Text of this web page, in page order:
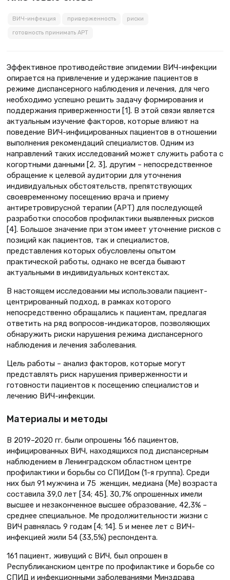
ВИЧ-инфекция приверженность риски
готовность принимать АРТ
Эффективное противодействие эпидемии ВИЧ-инфекции
опирается на привлечение и удержание пациентов в
режиме диспансерного наблюдения и лечения, для чего
необходимо успешно решить задачу формирования и
поддержания приверженности [1]. В этой связи является
актуальным изучение факторов, которые влияют на
поведение ВИЧ-инфицированных пациентов в отношении
выполнения рекомендаций специалистов. Одним из
направлений таких исследований может служить работа с
когортными данными [2, 3], другим – непосредственное
обращение к целевой аудитории для уточнения
индивидуальных обстоятельств, препятствующих
своевременному посещению врача и приему
антиретровирусной терапии (АРТ) для последующей
разработки способов профилактики выявленных рисков
[4]. Большое значение при этом имеет уточнение рисков с
позиций как пациентов, так и специалистов,
представления которых обусловлены опытом
практической работы, однако не всегда бывают
актуальными в индивидуальных контекстах.
В настоящем исследовании мы использовали пациент-
центрированный подход, в рамках которого
непосредственно обращались к пациентам, предлагая
ответить на ряд вопросов-индикаторов, позволяющих
обнаружить риски нарушения режима диспансерного
наблюдения и лечения заболевания.
Цель работы – анализ факторов, которые могут
представлять риск нарушения приверженности и
готовности пациентов к посещению специалистов и
лечению ВИЧ-инфекции.
Материалы и методы
В 2019–2020 гг. были опрошены 166 пациентов,
инфицированных ВИЧ, находящихся под диспансерным
наблюдением в Ленинградском областном центре
профилактики и борьбы со СПИДом (1-я группа). Среди
них был 91 мужчина и 75 женщин, медиана (Ме) возраста
составила 39,0 лет [34; 45]. 30,7% опрошенных имели
высшее и незаконченное высшее образование, 42,3% –
среднее специальное. Ме продолжительности жизни с
ВИЧ равнялась 9 годам [4; 14]. 5 и менее лет с ВИЧ-
инфекцией жили 54 (33,5%) респондента.
161 пациент, живущий с ВИЧ, был опрошен в
Республиканскиом центре по профилактике и борьбе со
СПИД и инфекционными заболеваниями Минздрава